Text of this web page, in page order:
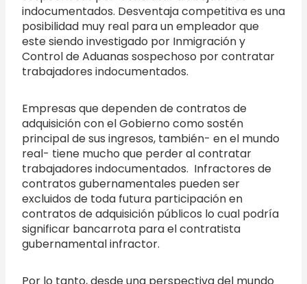
indocumentados. Desventaja competitiva es una
posibilidad muy real para un empleador que
este siendo investigado por Inmigración y
Control de Aduanas sospechoso por contratar
trabajadores indocumentados.
Empresas que dependen de contratos de
adquisición con el Gobierno como sostén
principal de sus ingresos, también- en el mundo
real- tiene mucho que perder al contratar
trabajadores indocumentados. Infractores de
contratos gubernamentales pueden ser
excluidos de toda futura participación en
contratos de adquisición públicos lo cual podría
significar bancarrota para el contratista
gubernamental infractor.